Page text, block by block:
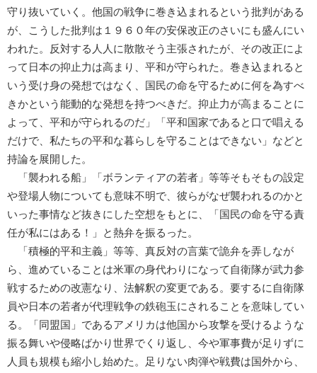
守り抜いていく。他国の戦争に巻き込まれるという批判がある
が、こうした批判は１９６０年の安保改正のさいにも盛んにい
われた。反対する人人に散散そう主張されたが、その改正によ
って日本の抑止力は高まり、平和が守られた。巻き込まれると
いう受け身の発想ではなく、国民の命を守るために何を為すべ
きかという能動的な発想を持つべきだ。抑止力が高まることに
よって、平和が守られるのだ」「平和国家であると口で唱える
だけで、私たちの平和な暮らしを守ることはできない」などと
持論を展開した。
「襲われる船」「ボランティアの若者」等等そもそもの設定
や登場人物についても意味不明で、彼らがなぜ襲われるのかと
いった事情など抜きにした空想をもとに、「国民の命を守る責
任が私にはある！」と熱弁を振るった。
「積極的平和主義」等等、真反対の言葉で詭弁を弄しなが
ら、進めていることは米軍の身代わりになって自衛隊が武力参
戦するための改憲なり、法解釈の変更である。要するに自衛隊
員や日本の若者が代理戦争の鉄砲玉にされることを意味してい
る。「同盟国」であるアメリカは他国から攻撃を受けるような
振る舞いや侵略ばかり世界でくり返し、今や軍事費が足りずに
人員も規模も縮小し始めた。足りない肉弾や戦費は国外から、